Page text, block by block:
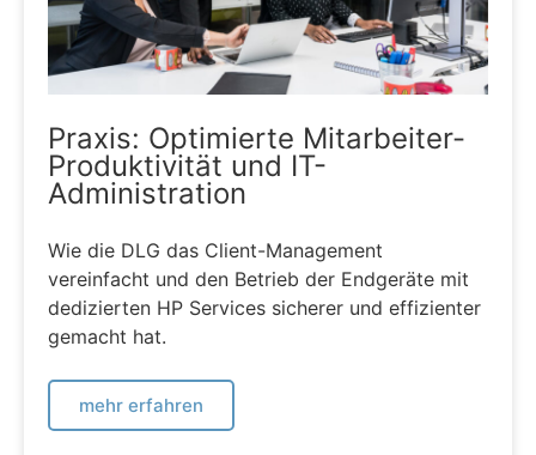
Praxis: Optimierte Mitarbeiter-
Produktivität und IT-
Administration
Wie die DLG das Client-Management
vereinfacht und den Betrieb der Endgeräte mit
dedizierten HP Services sicherer und effizienter
gemacht hat.
mehr erfahren